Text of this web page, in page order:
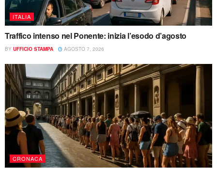
ITALIA
Traffico intenso nel Ponente: inizia l’esodo d’agosto
BY UFFICIO STAMPA AGOSTO 7, 2026
CRONACA